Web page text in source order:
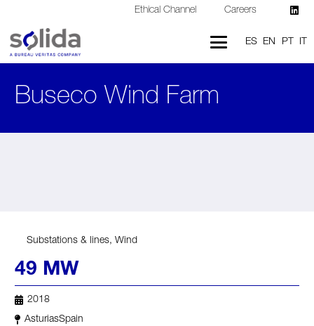
Ethical Channel Careers
ES EN PT
Buseco Wind Farm
Substations & lines, Wind
49 MW
2018
AsturiasSpain